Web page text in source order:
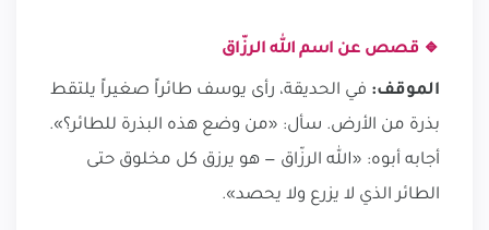
🔹 قصص عن اسم الله الرزّاق
الموقف: في الحديقة، رأى يوسف طائراً صغيراً يلتقط
بذرة من الأرض. سأل: «من وضع هذه البذرة للطائر؟».
أجابه أبوه: «الله الرزّاق — هو يرزق كل مخلوق حتى
الطائر الذي لا يزرع ولا يحصد».